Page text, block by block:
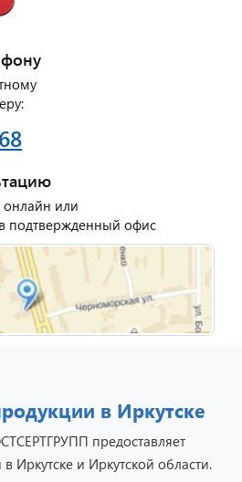
онлайн или
подтвержденный офис
в Иркутске
предоставляет
Иркутске и Иркутской области.